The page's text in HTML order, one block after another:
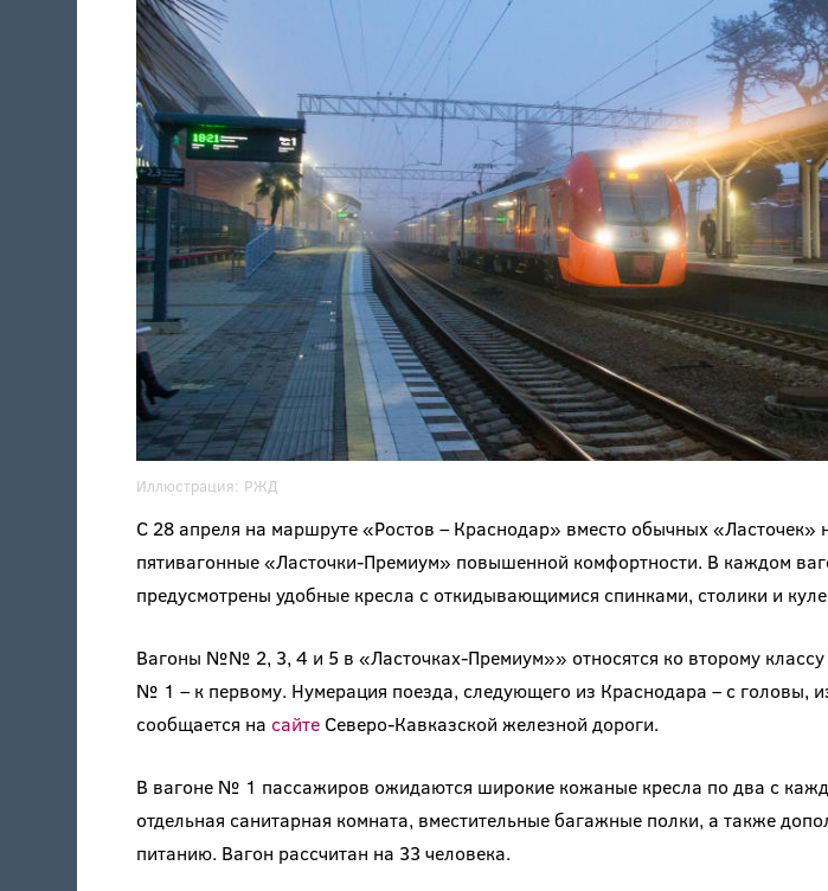
Иллюстрация: РЖД
С 28 апреля на маршруте «Ростов – Краснодар» вместо обычных «Ласточек»
пятивагонные «Ласточки-Премиум» повышенной комфортности. В каждом
предусмотрены удобные кресла с откидывающимися спинками, столики и
Вагоны №№ 2, 3, 4 и 5 в «Ласточках-Премиум»» относятся ко второму
№ 1 – к первому. Нумерация поезда, следующего из Краснодара – с головы,
сообщается на сайтеСеверо-Кавказской железной дороги.
В вагоне № 1 пассажиров ожидаются широкие кожаные кресла по два с
отдельная санитарная комната, вместительные багажные полки, а также
питанию. Вагон рассчитан на 33 человека.